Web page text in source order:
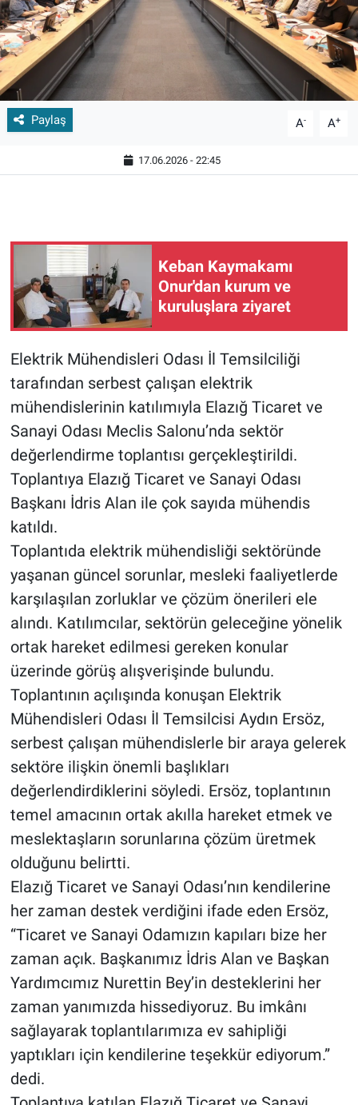
Paylaş A- A+
17.06.2026 - 22:45
Keban Kaymakamı
Onur'dan kurum ve
kuruluşlara ziyaret
Elektrik Mühendisleri Odası İl Temsilciliği
tarafından serbest çalışan elektrik
mühendislerinin katılımıyla Elazığ Ticaret ve
Sanayi Odası Meclis Salonu’nda sektör
değerlendirme toplantısı gerçekleştirildi.
Toplantıya Elazığ Ticaret ve Sanayi Odası
Başkanı İdris Alan ile çok sayıda mühendis
katıldı.
Toplantıda elektrik mühendisliği sektöründe
yaşanan güncel sorunlar, mesleki faaliyetlerde
karşılaşılan zorluklar ve çözüm önerileri ele
alındı. Katılımcılar, sektörün geleceğine yönelik
ortak hareket edilmesi gereken konular
üzerinde görüş alışverişinde bulundu.
Toplantının açılışında konuşan Elektrik
Mühendisleri Odası İl Temsilcisi Aydın Ersöz,
serbest çalışan mühendislerle bir araya gelerek
sektöre ilişkin önemli başlıkları
değerlendirdiklerini söyledi. Ersöz, toplantının
temel amacının ortak akılla hareket etmek ve
meslektaşların sorunlarına çözüm üretmek
olduğunu belirtti.
Elazığ Ticaret ve Sanayi Odası’nın kendilerine
her zaman destek verdiğini ifade eden Ersöz,
“Ticaret ve Sanayi Odamızın kapıları bize her
zaman açık. Başkanımız İdris Alan ve Başkan
Yardımcımız Nurettin Bey’in desteklerini her
zaman yanımızda hissediyoruz. Bu imkânı
sağlayarak toplantılarımıza ev sahipliği
yaptıkları için kendilerine teşekkür ediyorum.”
dedi.